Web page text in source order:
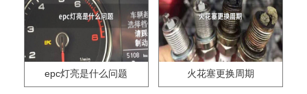
epc灯亮是什么问题 火花塞更换周期